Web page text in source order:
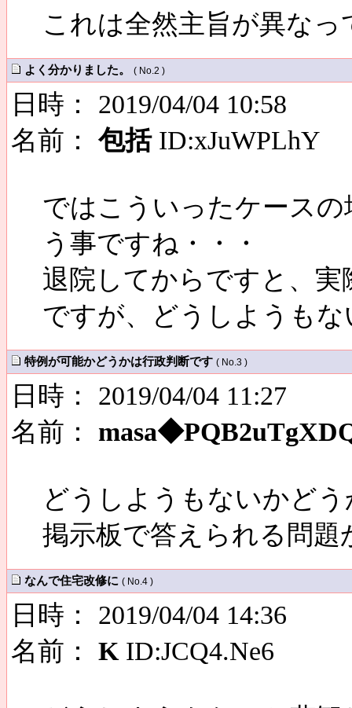
これは全然主旨が異な
よく分かりました。 ( No.2 )
日時： 2019/04/04 10:58
名前： 包括ID:xJuWPLhY
ではこういったケース
う事ですね・・・
退院してからですと、
ですが、どうしようも
特例が可能かどうかは行政判断です ( No.3 )
日時： 2019/04/04 11:27
名前：
どうしようもないかど
掲示板で答えられる問
なんで住宅改修に ( No.4 )
日時： 2019/04/04 14:36
名前： K ID:JCQ4.Ne6